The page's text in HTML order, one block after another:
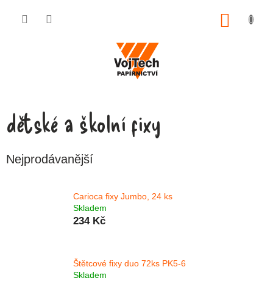
dětské a školní fixy
Nejprodávanější
Carioca fixy Jumbo, 24 ks
Skladem
234 Kč
Štětcové fixy duo 72ks PK5-6
Skladem